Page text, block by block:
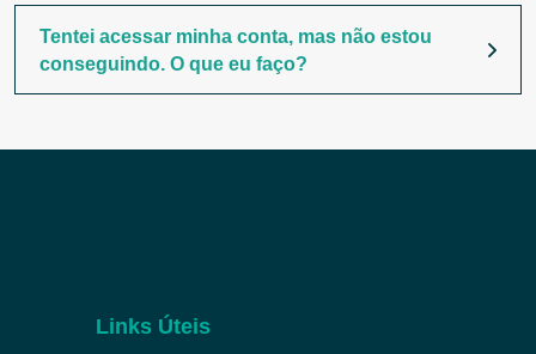
Tentei acessar minha conta, mas não estou
conseguindo. O que eu faço?
Links Úteis